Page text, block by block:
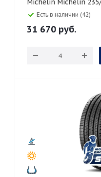
Michelin
Есть в наличии (42)
31 670 руб.